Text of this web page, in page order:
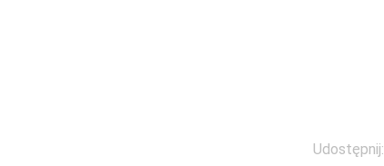
Udostępnij: